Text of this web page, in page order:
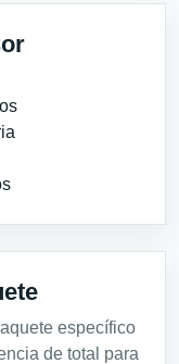
específico
de total para